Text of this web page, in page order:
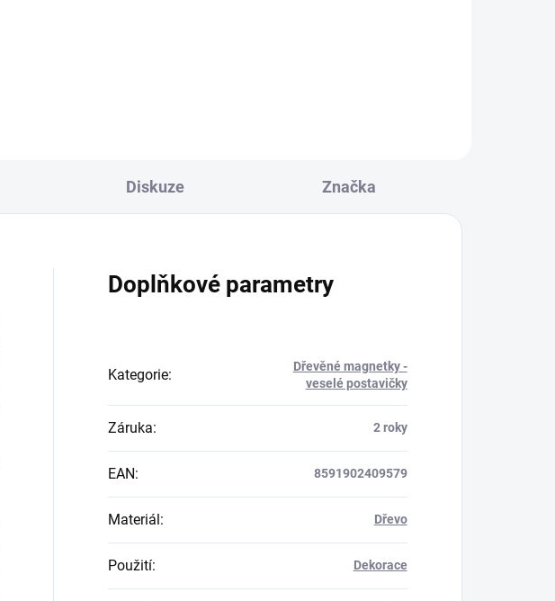
Diskuze Značka
Doplňkové parametry
Kategorie:
Dřevěné magnetky -
veselé postavičky
Záruka: 2 roky
EAN: 8591902409579
Materiál: Dřevo
Použití: Dekorace